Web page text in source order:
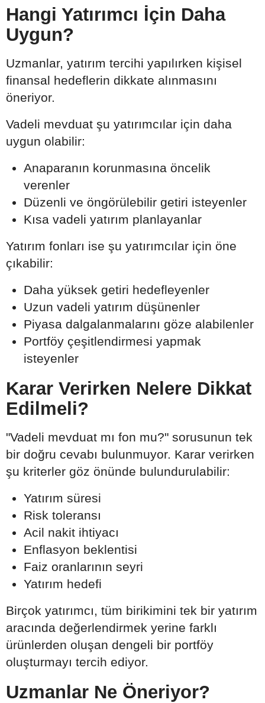
Hangi Yatırımcı İçin Daha
Uygun?
Uzmanlar, yatırım tercihi yapılırken kişisel
finansal hedeflerin dikkate alınmasını
öneriyor.
Vadeli mevduat şu yatırımcılar için daha
uygun olabilir:
Anaparanın korunmasına öncelik
verenler
Düzenli ve öngörülebilir getiri isteyenler
Kısa vadeli yatırım planlayanlar
Yatırım fonları ise şu yatırımcılar için öne
çıkabilir:
Daha yüksek getiri hedefleyenler
Uzun vadeli yatırım düşünenler
Piyasa dalgalanmalarını göze alabilenler
Portföy çeşitlendirmesi yapmak
isteyenler
Karar Verirken Nelere Dikkat
Edilmeli?
"Vadeli mevduat mı fon mu?" sorusunun tek
bir doğru cevabı bulunmuyor. Karar verirken
şu kriterler göz önünde bulundurulabilir:
Yatırım süresi
Risk toleransı
Acil nakit ihtiyacı
Enflasyon beklentisi
Faiz oranlarının seyri
Yatırım hedefi
Birçok yatırımcı, tüm birikimini tek bir yatırım
aracında değerlendirmek yerine farklı
ürünlerden oluşan dengeli bir portföy
oluşturmayı tercih ediyor.
Uzmanlar Ne Öneriyor?